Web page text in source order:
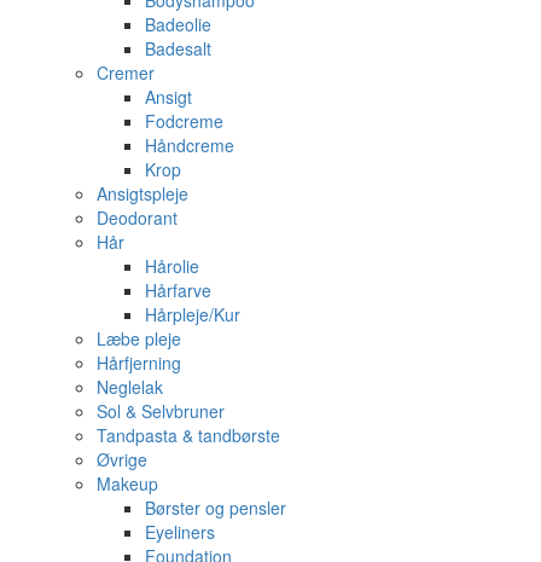
Badeolie
Badesalt
Cremer
Ansigt
Fodcreme
Håndcreme
Krop
Ansigtspleje
Deodorant
Hår
Hårolie
Hårfarve
Hårpleje/Kur
Læbe pleje
Hårfjerning
Neglelak
Sol & Selvbruner
Tandpasta & tandbørste
Øvrige
Makeup
Børster og pensler
Eyeliners
Foundation